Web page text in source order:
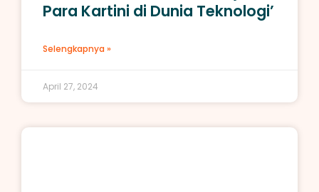
Para Kartini di Dunia Teknologi’
Selengkapnya »
April 27, 2024